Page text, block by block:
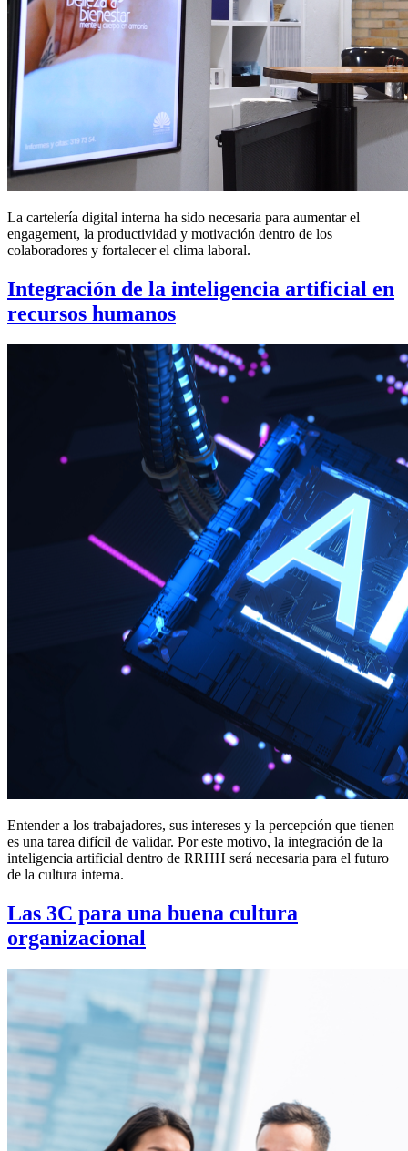
La cartelería digital interna ha sido necesaria para aumentar el
engagement, la productividad y motivación dentro de los
colaboradores y fortalecer el clima laboral.
Integración de la inteligencia artificial en
recursos humanos
Entender a los trabajadores, sus intereses y la percepción que tienen
es una tarea difícil de validar. Por este motivo, la integración de la
inteligencia artificial dentro de RRHH será necesaria para el futuro
de la cultura interna.
Las 3C para una buena cultura
organizacional